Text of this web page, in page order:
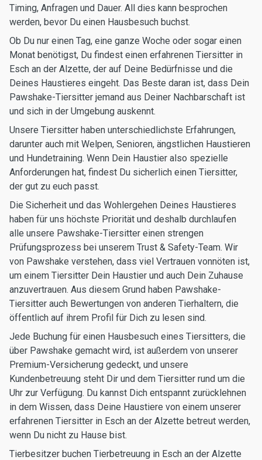
Timing, Anfragen und Dauer. All dies kann besprochen
werden, bevor Du einen Hausbesuch buchst.
Ob Du nur einen Tag, eine ganze Woche oder sogar einen
Monat benötigst, Du findest einen erfahrenen Tiersitter in
Esch an der Alzette, der auf Deine Bedürfnisse und die
Deines Haustieres eingeht. Das Beste daran ist, dass Dein
Pawshake-Tiersitter jemand aus Deiner Nachbarschaft ist
und sich in der Umgebung auskennt.
Unsere Tiersitter haben unterschiedlichste Erfahrungen,
darunter auch mit Welpen, Senioren, ängstlichen Haustieren
und Hundetraining. Wenn Dein Haustier also spezielle
Anforderungen hat, findest Du sicherlich einen Tiersitter,
der gut zu euch passt.
Die Sicherheit und das Wohlergehen Deines Haustieres
haben für uns höchste Priorität und deshalb durchlaufen
alle unsere Pawshake-Tiersitter einen strengen
Prüfungsprozess bei unserem Trust & Safety-Team. Wir
von Pawshake verstehen, dass viel Vertrauen vonnöten ist,
um einem Tiersitter Dein Haustier und auch Dein Zuhause
anzuvertrauen. Aus diesem Grund haben Pawshake-
Tiersitter auch Bewertungen von anderen Tierhaltern, die
öffentlich auf ihrem Profil für Dich zu lesen sind.
Jede Buchung für einen Hausbesuch eines Tiersitters, die
über Pawshake gemacht wird, ist außerdem von unserer
Premium-Versicherung gedeckt, und unsere
Kundenbetreuung steht Dir und dem Tiersitter rund um die
Uhr zur Verfügung. Du kannst Dich entspannt zurücklehnen
in dem Wissen, dass Deine Haustiere von einem unserer
erfahrenen Tiersitter in Esch an der Alzette betreut werden,
wenn Du nicht zu Hause bist.
Tierbesitzer buchen Tierbetreuung in Esch an der Alzette